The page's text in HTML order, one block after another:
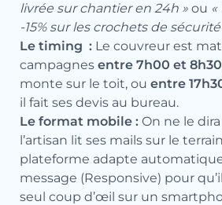
livrée sur chantier en 24h » ou
-15% sur les crochets de sécurité
Le timing : Le couvreur est
campagnes entre 7h00 et 8h30
monte sur le toit, ou entre
il fait ses devis au bureau.
Le format mobile : On ne le
l’artisan lit ses mails sur le
plateforme adapte
message (Responsive) pour
seul coup d’œil sur un